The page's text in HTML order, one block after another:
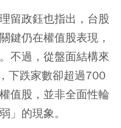
留政鈺也指出，台股
鍵仍在權值股表現，
不過，從盤面結構來
下跌家數卻超過700
值股，並非全面性輪
」的現象。